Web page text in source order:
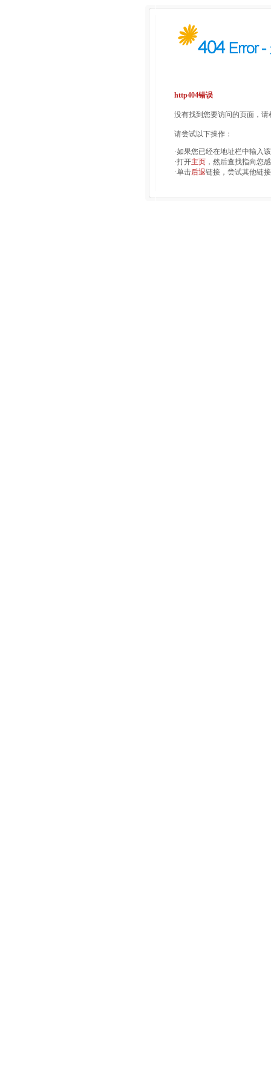
http404错误
没有找到您要访问的页面，
请尝试以下操作：
·如果您已经在地址栏中输入
·打开主页 ，然后查找指向您
·单击后退链接，尝试其他链